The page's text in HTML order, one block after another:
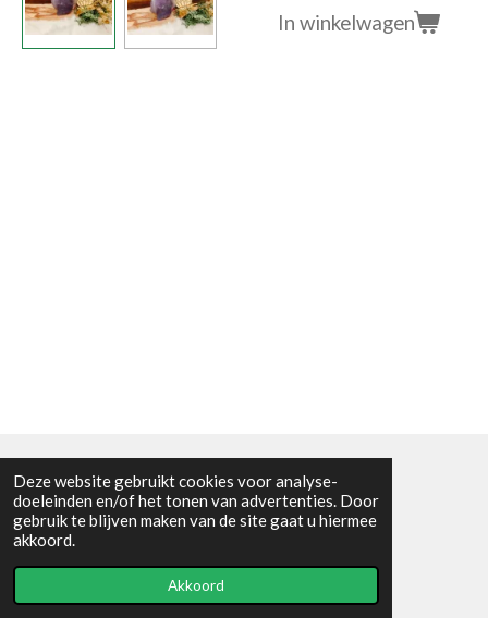
Deze website gebruikt cookies voor analyse-
doeleinden en/of het tonen van advertenties. Door
gebruik te blijven maken van de site gaat u hiermee
akkoord.
Akkoord
In winkelwagen
Algemene voorwaarden
© 2021 - RC en mineralenshop Het vlinderpad